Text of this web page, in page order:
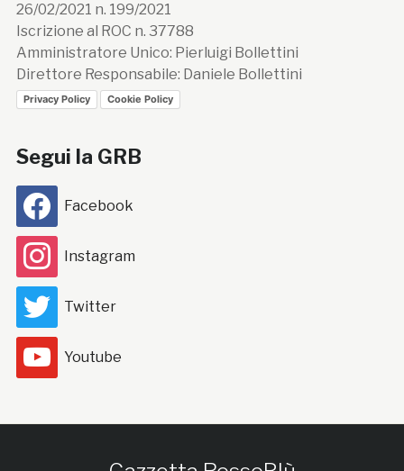
26/02/2021 n. 199/2021
Iscrizione al ROC n. 37788
Amministratore Unico: Pierluigi Bollettini
Direttore Responsabile: Daniele Bollettini
Privacy Policy Cookie Policy
Segui la GRB
Facebook
Instagram
Twitter
Youtube